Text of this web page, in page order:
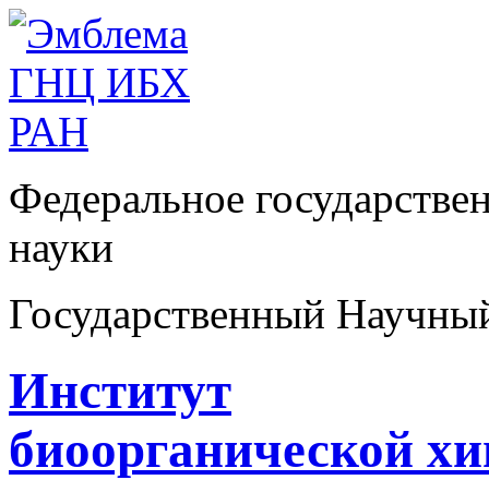
Федеральное
науки
Государственный
Институт
биоорганической